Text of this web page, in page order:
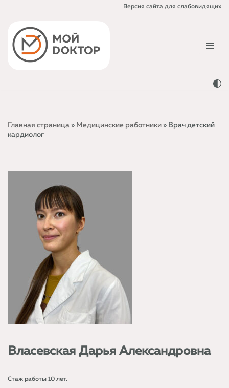
Перейти
содержимому
Версия сайта для слабовидящих
Главная страница » Медицинские работники » Врач детский
кардиолог
Власевская Дарья Александровна
Стаж работы 10 лет.